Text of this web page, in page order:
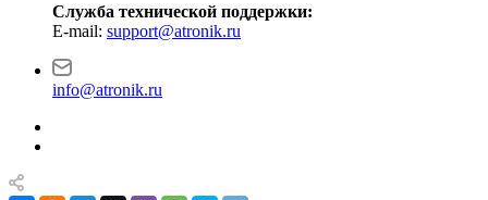
Служба технической поддержки:
E-mail: support@atronik.ru
info@atronik.ru